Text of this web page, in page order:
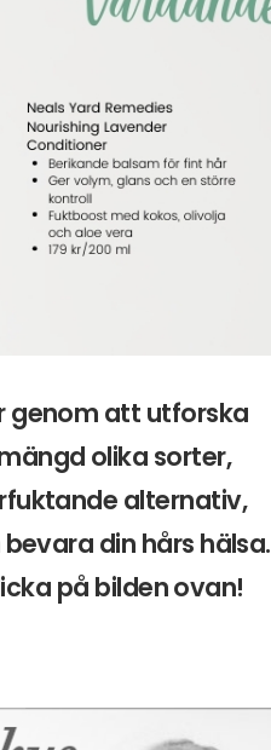
genom att utforska
olika sorter,
alternativ,
din hårs hälsa.
på bilden ovan!